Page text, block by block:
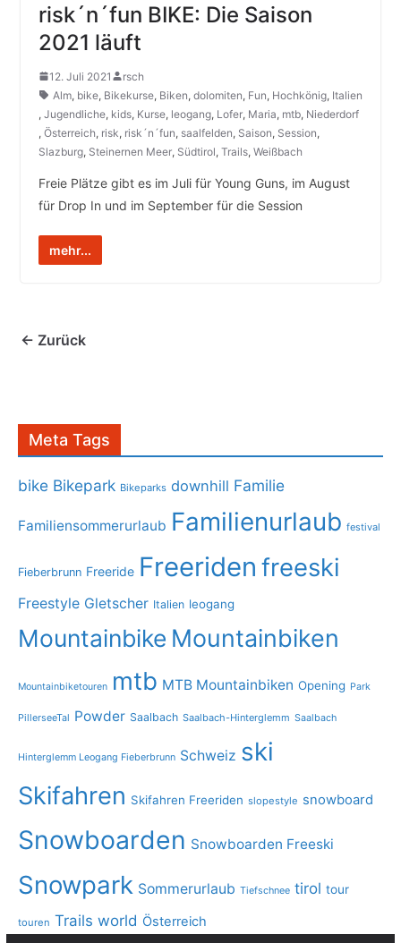
risk´n´fun BIKE: Die Saison
2021 läuft
12. Juli 2021
rsch
Alm, bike, Bikekurse, Biken, dolomiten, Fun, Hochkönig, Italien
, Jugendliche, kids, Kurse, leogang, Lofer, Maria, mtb, Niederdorf
, Österreich, risk, risk´n´fun, saalfelden, Saison, Session,
Slazburg, Steinernen Meer, Südtirol, Trails, Weißbach
Freie Plätze gibt es im Juli für Young Guns, im August
für Drop In und im September für die Session
mehr...
← Zurück
Meta Tags
bike Bikepark Bikeparks downhill Familie
Familiensommerurlaub Familienurlaub festival
Fieberbrunn Freeride Freeriden freeski
Freestyle Gletscher Italien leogang
Mountainbike Mountainbiken
Mountainbiketouren mtb MTB Mountainbiken Opening Park
PillerseeTal Powder Saalbach Saalbach-Hinterglemm Saalbach
Hinterglemm Leogang Fieberbrunn Schweiz ski
Skifahren Skifahren Freeriden slopestyle snowboard
Snowboarden Snowboarden Freeski
Snowpark Sommerurlaub Tiefschnee tirol tour
touren Trails world Österreich